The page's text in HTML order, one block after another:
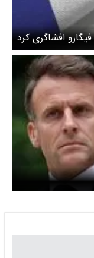
افشاگری کرد